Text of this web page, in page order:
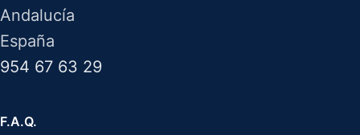
Andalucía
España
954 67 63 29
F.A.Q.